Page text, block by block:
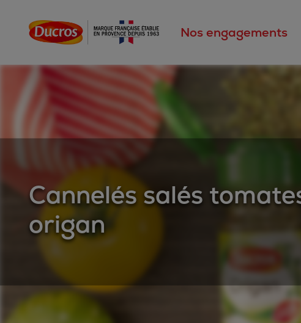
Nos engagements
Cannelés salés
origan